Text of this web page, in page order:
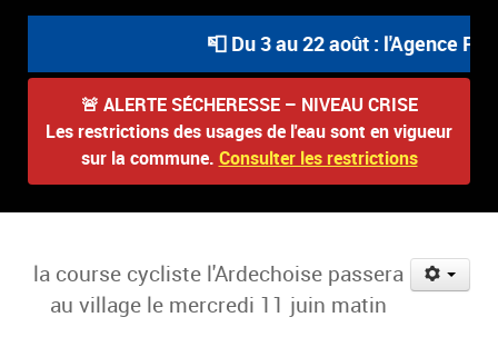
📮 Du 3 au 22 août : l'Agence
🚨 ALERTE SÉCHERESSE – NIVEAU CRISE
Les restrictions des usages de l'eau sont en vigueur
sur la commune. Consulter les restrictions
la course cycliste l'Ardechoise passera
au village le mercredi 11 juin matin